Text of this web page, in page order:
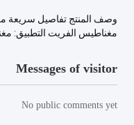
مغناطيس الفريت التطبيق:
Messages of visitor
No public comments yet